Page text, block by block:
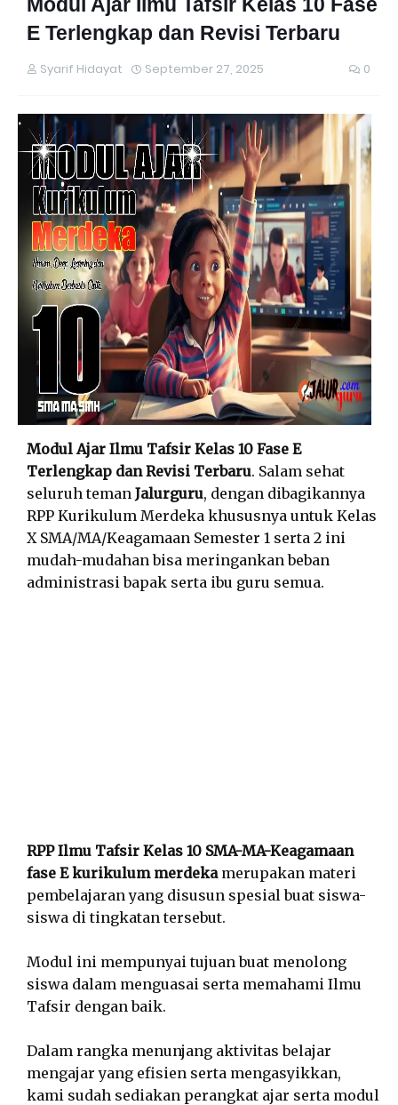
E Terlengkap dan Revisi Terbaru
Syarif Hidayat September 27, 2025 0
Modul Ajar Ilmu Tafsir Kelas 10 Fase E
Terlengkap dan Revisi Terbaru. Salam sehat
seluruh teman Jalurguru, dengan dibagikannya
RPP Kurikulum Merdeka khususnya untuk Kelas
X SMA/MA/Keagamaan Semester 1 serta 2 ini
mudah-mudahan bisa meringankan beban
administrasi bapak serta ibu guru semua.
RPP Ilmu Tafsir Kelas 10 SMA-MA-Keagamaan
fase E kurikulum merdekamerupakan materi
pembelajaran yang disusun spesial buat siswa-
siswa di tingkatan tersebut.
Modul ini mempunyai tujuan buat menolong
siswa dalam menguasai serta memahami Ilmu
Tafsir dengan baik.
Dalam rangka menunjang aktivitas belajar
mengajar yang efisien serta mengasyikkan,
kami sudah sediakan perangkat ajar serta modul